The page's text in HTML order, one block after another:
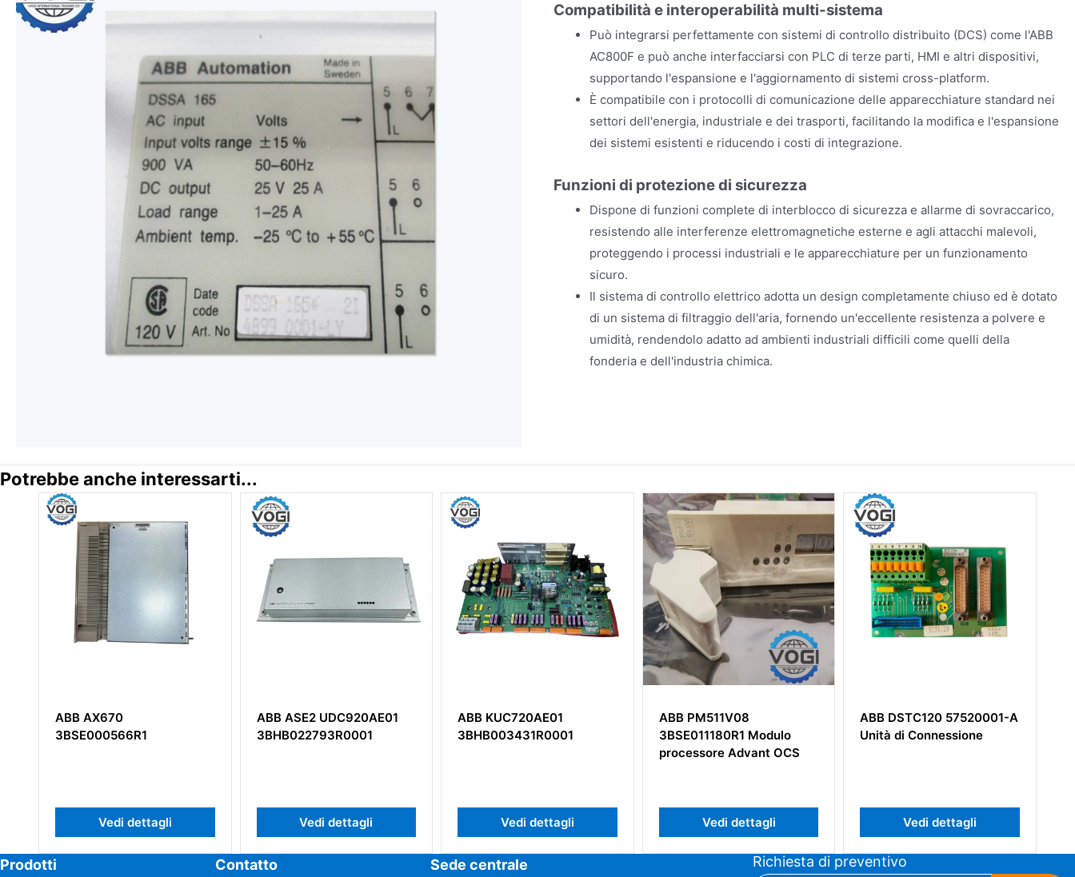
Compatibilità e interoperabilità multi-sistema
Può integrarsi perfettamente con sistemi di controllo distribuito (DCS) come l'ABB
AC800F e può anche interfacciarsi con PLC di terze parti, HMI e altri dispositivi,
supportando l'espansione e l'aggiornamento di sistemi cross-platform.
È compatibile con i protocolli di comunicazione delle apparecchiature standard nei
settori dell'energia, industriale e dei trasporti, facilitando la modifica e l'espansione
dei sistemi esistenti e riducendo i costi di integrazione.
Funzioni di protezione di sicurezza
Dispone di funzioni complete di interblocco di sicurezza e allarme di sovraccarico,
resistendo alle interferenze elettromagnetiche esterne e agli attacchi malevoli,
proteggendo i processi industriali e le apparecchiature per un funzionamento
sicuro.
Il sistema di controllo elettrico adotta un design completamente chiuso ed è dotato
di un sistema di filtraggio dell'aria, fornendo un'eccellente resistenza a polvere e
umidità, rendendolo adatto ad ambienti industriali difficili come quelli della
fonderia e dell'industria chimica.
Potrebbe anche interessarti...
ABB ASE2 UDC920AE01
3BHB022793R0001
Vedi dettagli
ABB KUC720AE01
3BHB003431R0001
Vedi dettagli
ABB PM511V08
3BSE011180R1 Modulo
Vedi dettagli
ABB DSTC120 57520001-A
Unità di Connessione
Vedi dettagli
ABB CPU86-
10MHZ+S100M 58171662-
Vedi dettagli
Prodotti Contatto Sede centrale Richiesta di preventivo